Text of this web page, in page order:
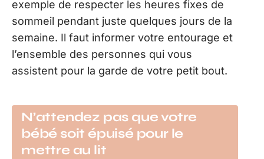
exemple de respecter les heures fixes de
sommeil pendant juste quelques jours de la
semaine. Il faut informer votre entourage et
l’ensemble des personnes qui vous
assistent pour la garde de votre petit bout.
N’attendez pas que votre
bébé soit épuisé pour le
mettre au lit